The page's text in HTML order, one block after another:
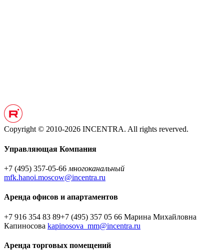
Copyright © 2010-2026 INCENTRA. All rights reverved.
Управляющая Компания
+7 (495) 357-05-66 многоканальный
mfk.hanoi.moscow@incentra.ru
Аренда офисов и апартаментов
+7 916 354 83 89+7 (495) 357 05 66 Марина Михайловна
Капиносова kapinosova_mm@incentra.ru
Аренда торговых помещений